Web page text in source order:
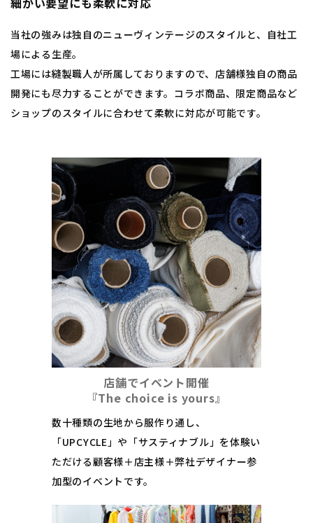
当社の強みは独自のニューヴィンテージのスタイルと、自社工
場による生産。
工場には縫製職人が所属しておりますので、店舗様独自の商品
開発にも尽力することができます。コラボ商品、限定商品など
ショップのスタイルに合わせて柔軟に対応が可能です。
店舗でイベント開催
​​​​​​​『The choice is yours』
数十種類の生地から服作り通し、
「UPCYCLE」や「サスティナブル」を体験い
ただける顧客様＋店主様＋弊社デザイナー参
加型のイベントです。